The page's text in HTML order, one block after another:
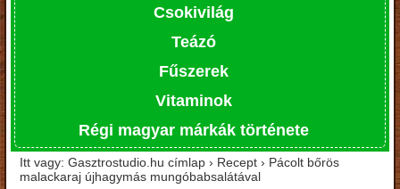
Csokivilág
Teázó
Fűszerek
Vitaminok
Régi magyar márkák története
Itt vagy: Gasztrostudio.hu címlap › Recept › Pácolt bőrös
malackaraj újhagymás mungóbabsalátával